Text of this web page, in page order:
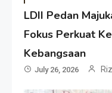
LDII Pedan
Fokus Perkuat
Kebangsaan
July 26, 2026